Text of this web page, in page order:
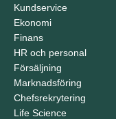
Kundservice
Ekonomi
Finans
HR och personal
Försäljning
Marknadsföring
Chefsrekrytering
Life Science